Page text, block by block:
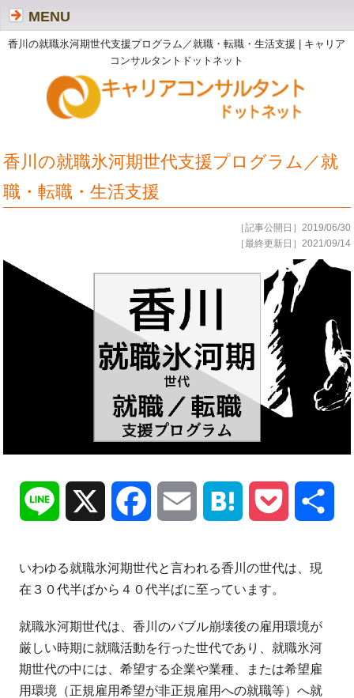
香川の就職氷河期世代支援プログラム／就職・転職・生活支援 | キャリア
コンサルタントドットネット
MENU
香川の就職氷河期世代支援プログラム／就
職・転職・生活支援
［記事公開日］2019/06/30
［最終更新日］2021/09/14
Line Facebook Email Hatena Pocket
いわゆる就職氷河期世代と言われる香川の世代は、現
在３０代半ばから４０代半ばに至っています。
就職氷河期世代は、香川のバブル崩壊後の雇用環境が
厳しい時期に就職活動を行った世代であり、就職氷河
期世代の中には、希望する企業や業種、または希望雇
用環境（正規雇用希望が非正規雇用への就職等）へ就